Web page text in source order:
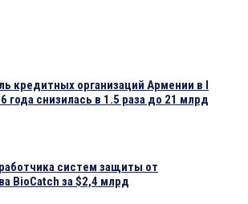
кредитных организаций Армении в I
года снизилась в 1.5 раза до 21 млрд
систем защиты от
BioCatch за $2,4 млрд